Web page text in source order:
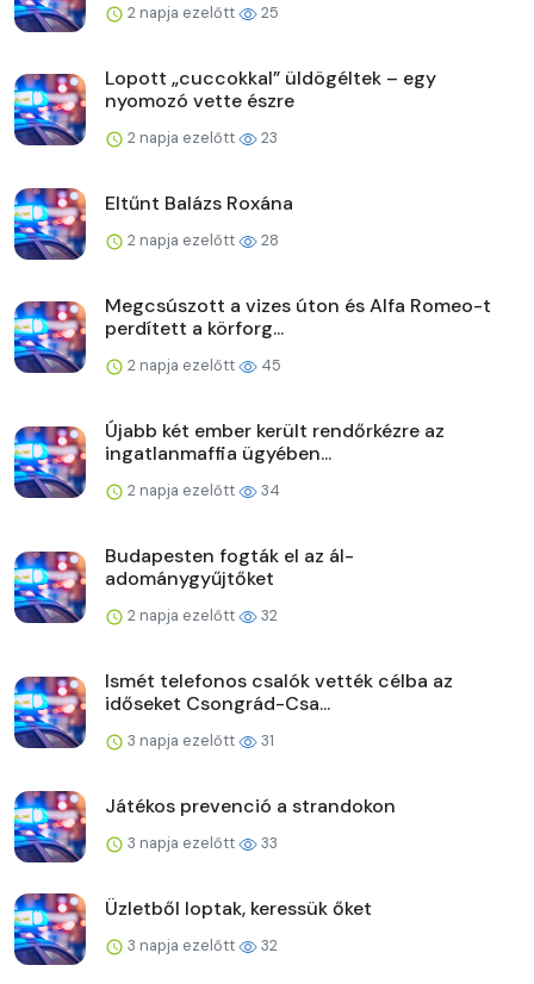
2 napja ezelőtt 25
Lopott „cuccokkal” üldögéltek – egy
nyomozó vette észre
2 napja ezelőtt 23
Eltűnt Balázs Roxána
2 napja ezelőtt 28
Megcsúszott a vizes úton és Alfa Romeo-t
perdített a körforg...
2 napja ezelőtt 45
Újabb két ember került rendőrkézre az
ingatlanmaffia ügyében...
2 napja ezelőtt 34
Budapesten fogták el az ál-
adománygyűjtőket
2 napja ezelőtt 32
Ismét telefonos csalók vették célba az
időseket Csongrád-Csa...
3 napja ezelőtt 31
Játékos prevenció a strandokon
3 napja ezelőtt 33
Üzletből loptak, keressük őket
3 napja ezelőtt 32